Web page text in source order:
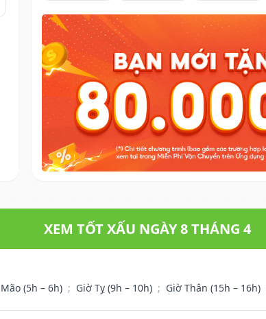
XEM TỐT XẤU NGÀY 8 THÁNG 4
(5h – 6h) ; Giờ Tỵ (9h – 10h) ; Giờ Thân (15h – 16h)